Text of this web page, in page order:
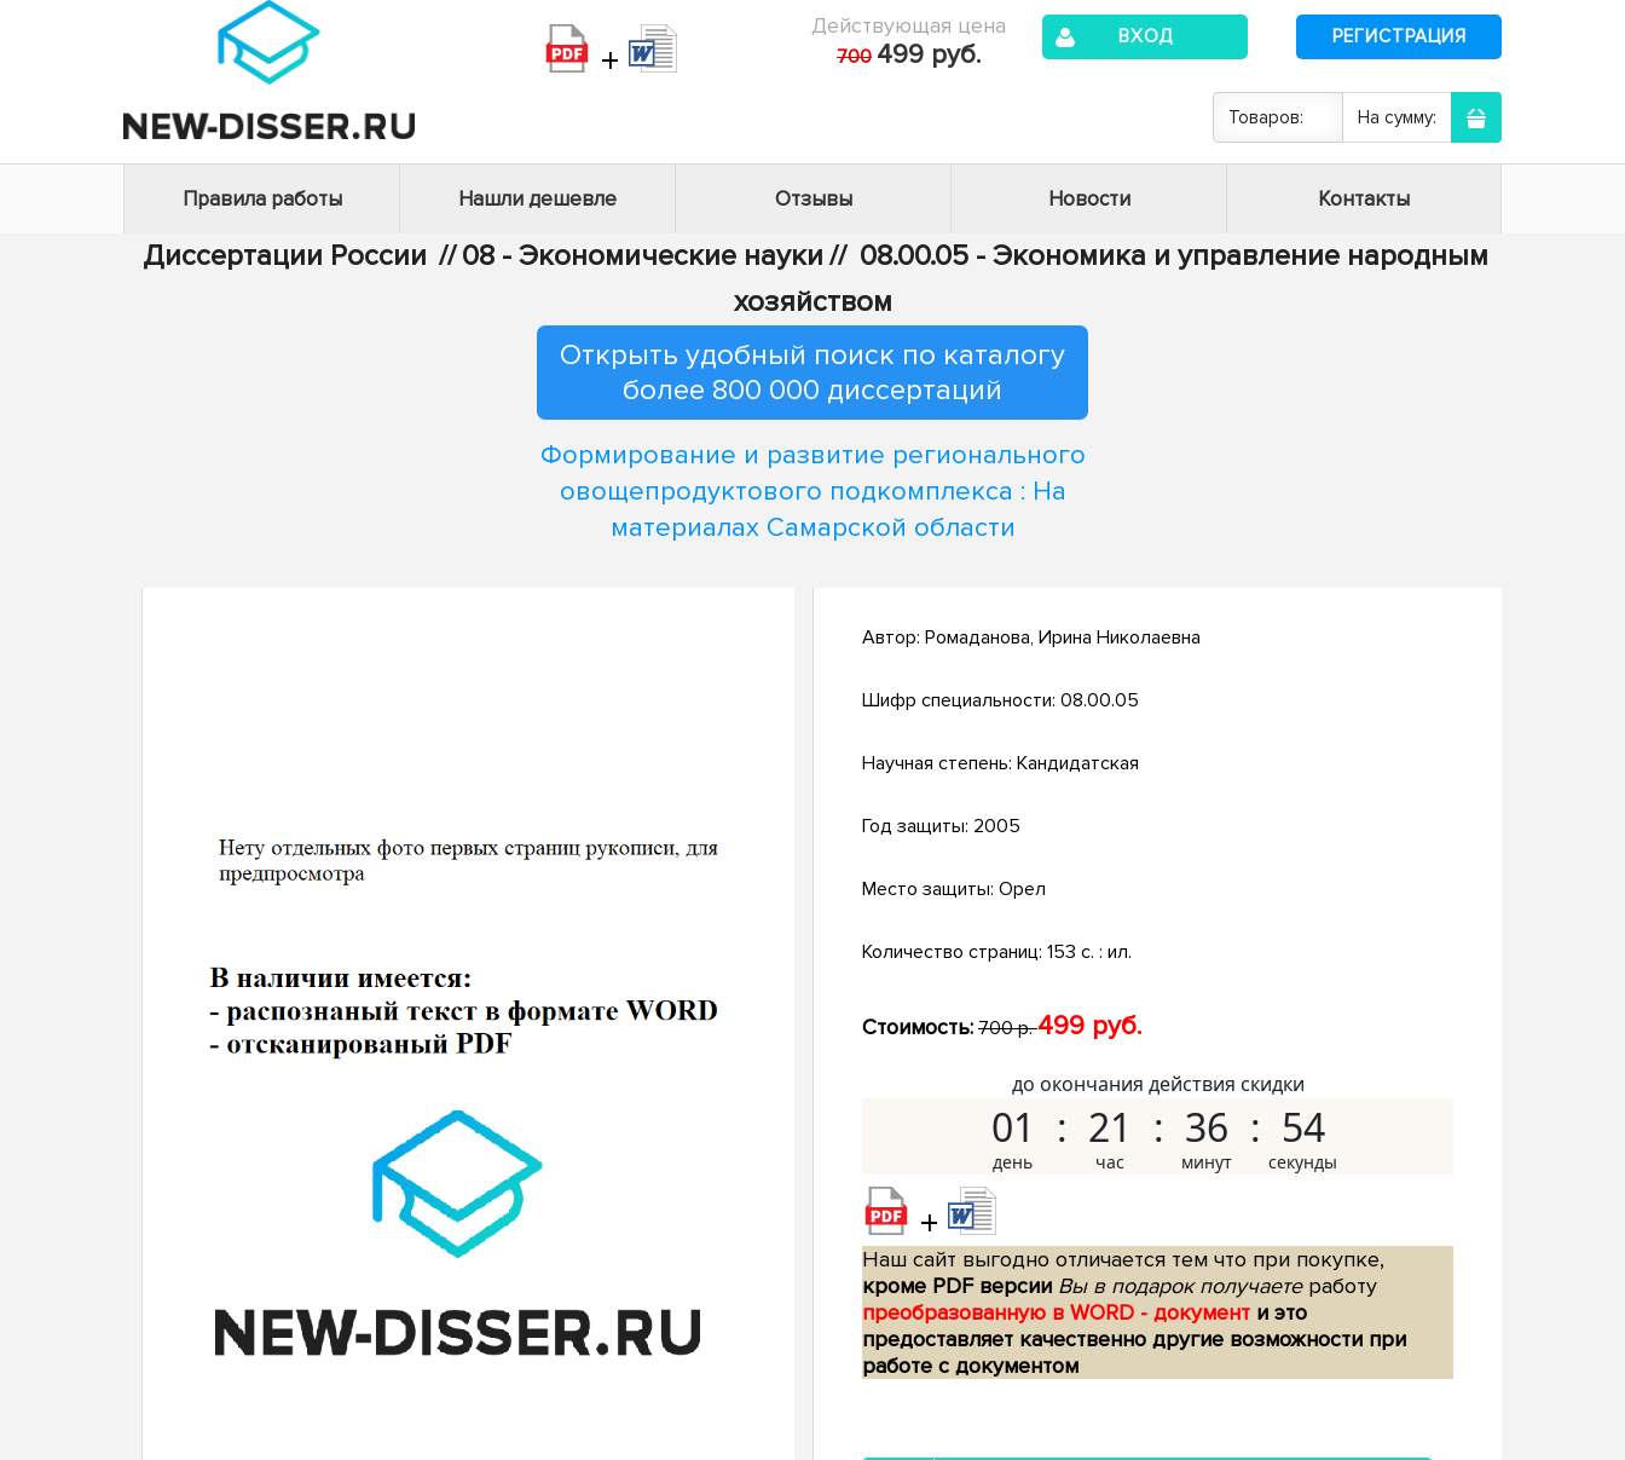
+
Действующая цена
700 499 руб.
ВХОД РЕГИСТРАЦИЯ
Товаров: На сумму:
Правила работы Нашли дешевле Отзывы Новости Контакты
Диссертации России // 08 - Экономические науки // 08.00.05 - Экономика и управление народным
хозяйством
Открыть удобный поиск по каталогу
более 800 000 диссертаций
Формирование и развитие регионального
овощепродуктового подкомплекса : На
материалах Самарской области
Автор: Ромаданова, Ирина Николаевна
Шифр специальности: 08.00.05
Научная степень: Кандидатская
Год защиты: 2005
Место защиты: Орел
Количество страниц: 153 с. : ил.
Стоимость: 700 р.499 руб.
до окончания действия скидки
01 21 36 53
+
Наш сайт выгодно отличается тем что при покупке,
кроме PDF версии Вы в подарок получаетеработу
преобразованную в WORD - документ и это
предоставляет качественно другие возможности при
работе с документом